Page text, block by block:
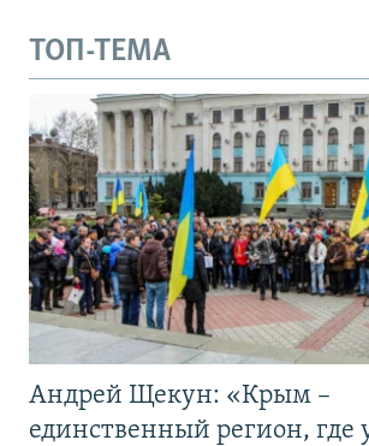
ТОП-ТЕМА
Андрей Щекун: «Крым –
единственный регион, где